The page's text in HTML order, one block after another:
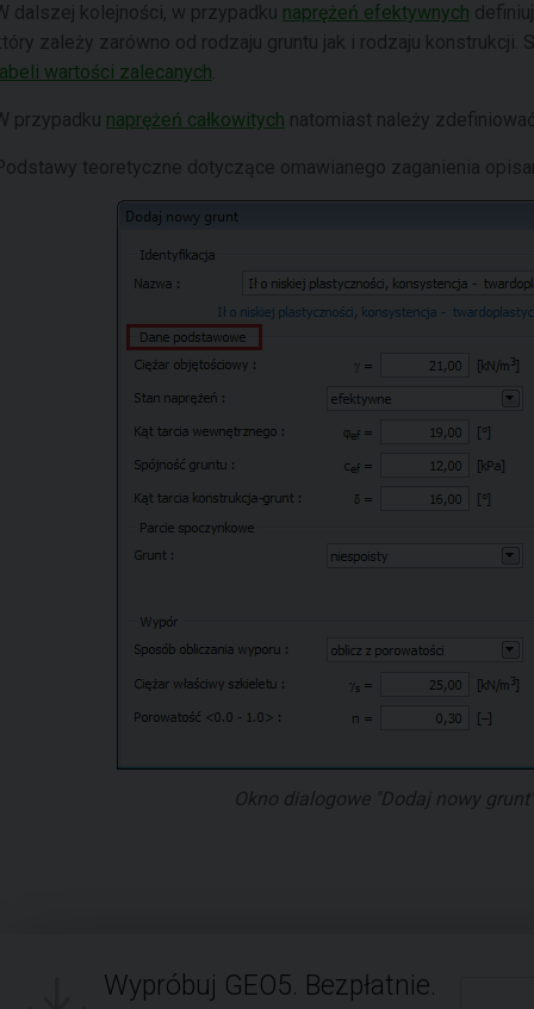
dalszej kolejności, w przypadku naprężeń efektywnych
zależy zarówno od rodzaju gruntu jak i rodzaju konstrukcji.
wartości zalecanych
przypadku naprężeń całkowitych natomiast należy
teoretyczne dotyczące omawianego zaganienia
Okno dialogowe "Dodaj nowy
Wypróbuj GEO5. Bezpłatnie.